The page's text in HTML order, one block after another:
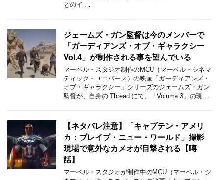
とのイ …
ジェームズ・ガン監督は今のメンバーで
「ガーディアンズ・オブ・ギャラクシー
Vol.4」が制作される事を望んでいる
マーベル・スタジオ制作のMCU（マーベル・シネマ
ティック・ユニバース）の映画「ガーディアンズ・
オブ・ギャラクシー」シリーズのジェームズ・ガン
監督が、自身の Thread にて、「Volume 3」の現 …
【ネタバレ注意】「キャプテン・アメリ
カ：ブレイブ・ニュー・ワールド」撮影
現場で意外なカメオが目撃される【噂
話】
マーベル・スタジオが制作中のMCU（マーベル・シ